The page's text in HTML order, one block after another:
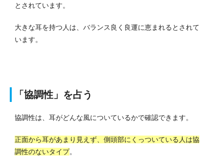
とされています。
大きな耳を持つ人は、バランス良く良運に恵まれるとされて
います。
「協調性」を占う
協調性は、耳がどんな風についているかで確認できます。
正面から耳があまり見えず、側頭部にくっついている人は協
調性のないタイプ。